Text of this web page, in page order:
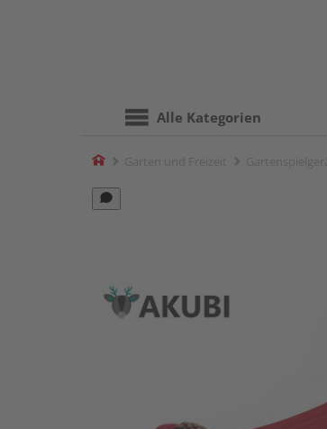
Alle Kategorien
Home